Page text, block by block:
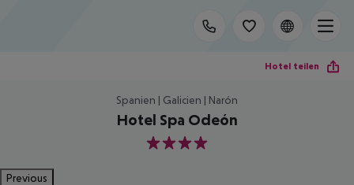
Hotel teilen
Spanien | Galicien | Narón
Hotel Spa Odeón
4
Previous